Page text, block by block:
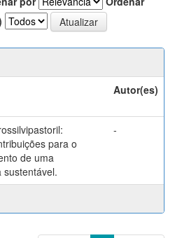
Autor(es)
para o
de uma
sustentável.
-